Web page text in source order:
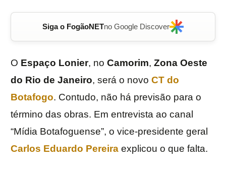
Siga o FogãoNETno Google Discover
O Espaço Lonier, no Camorim, Zona Oeste
do Rio de Janeiro, será o novo CT do
Botafogo. Contudo, não há previsão para o
término das obras. Em entrevista ao canal
“Mídia Botafoguense”, o vice-presidente geral
Carlos Eduardo Pereira explicou o que falta.